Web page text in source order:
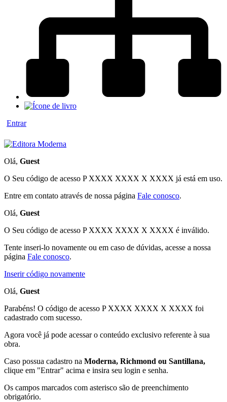
Entrar
Olá, Guest
O Seu código de acesso P XXXX XXXX X XXXX já está em uso.
Entre em contato através de nossa página Fale conosco.
Olá, Guest
O Seu código de acesso P XXXX XXXX X XXXX é inválido.
Tente inseri-lo novamente ou em caso de dúvidas, acesse a nossa
página Fale conosco.
Inserir código novamente
Olá, Guest
Parabéns! O código de acesso P XXXX XXXX X XXXX foi
cadastrado com sucesso.
Agora você já pode acessar o conteúdo exclusivo referente à sua
obra.
Caso possua cadastro na Moderna, Richmond ou Santillana,
clique em "Entrar" acima e insira seu login e senha.
Os campos marcados com asterisco são de preenchimento
obrigatório.